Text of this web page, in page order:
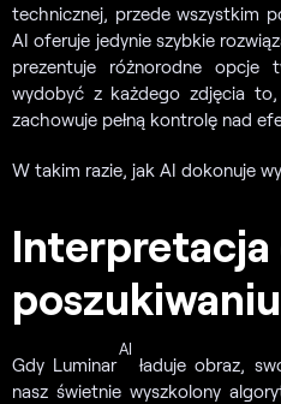
technicznej, przede wszystkim
AI oferuje jedynie szybkie
prezentuje różnorodne opcje
wydobyć z każdego zdjęcia to,
zachowuje pełną kontrolę nad
W takim razie, jak AI dokonuje
Interpretacja
Gdy Luminar
AI
ładuje obraz,
nasz świetnie wyszkolony